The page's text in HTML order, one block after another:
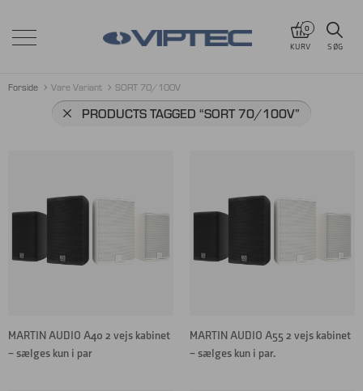
0
KURV
SØG
Forside Vare Variant SORT 70/100V
PRODUCTS TAGGED “SORT 70/100V”
MARTIN AUDIO A40 2 vejs kabinet
– sælges kun i par
MARTIN AUDIO A55 2 vejs kabinet
– sælges kun i par.